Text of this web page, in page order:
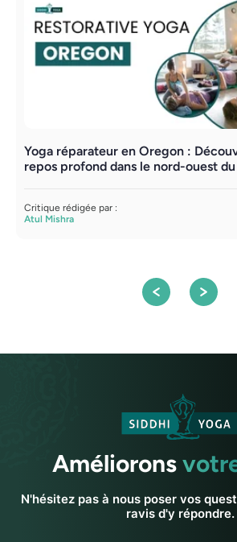
Yoga réparateur en Oregon :
repos profond dans le nord-ouest
Critique rédigée par :
Atul Mishra
Améliorons
N'hésitez pas à nous poser vos
ravis d'y répondre.